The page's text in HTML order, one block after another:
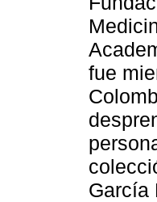
fue
García